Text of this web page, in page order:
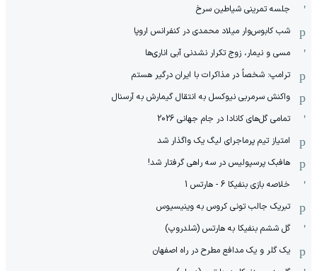
جلسه تمرینی شیاطین سرخ
شب کابوس‌وار میلاد محمدی در کنفرانس اروپا
مسی و نیمار، زوج تکرار نشدنی آبی اناری‌ها
ترامپ: شخصاً در مذاکرات با ایران درگیر هستم
واکنش سرمربی نیوکسل به انتقال گیمارش به آرسنال
تمامی گل‌های کانادا در جام جهانی 2026
امتیاز تیم پرماجرای لیگ یک واگذار شد
هافبک پرسپولیس در سه راهی گرفتار شد!
خلاصه بازی بنفیکا 6 - هارتس 1
تبریک جالب تونی کروس به وینیسیوس
گل ششم بنفیکا به هارتس (شلدروپ)
یک گلر و یک مدافع مطرح در راه اصفهان